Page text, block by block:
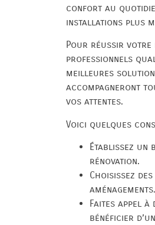
confort au
installations plus
Pour réussir votre
professionnels
meilleures
accompagneront
vos attentes.
Voici quelques
Établissez un
rénovation.
Choisissez
aménagements.
Faites appel
bénéficier